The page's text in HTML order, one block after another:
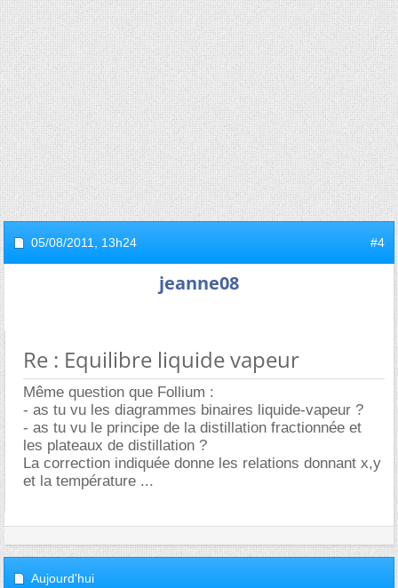
05/08/2011, 13h24 #4
jeanne08
Re : Equilibre liquide vapeur
Même question que Follium :
- as tu vu les diagrammes binaires liquide-vapeur ?
- as tu vu le principe de la distillation fractionnée et
les plateaux de distillation ?
La correction indiquée donne les relations donnant x,y
et la température ...
Aujourd'hui